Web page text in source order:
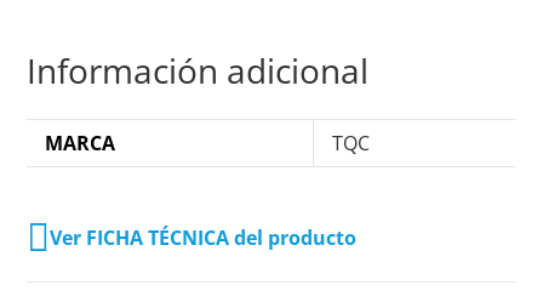
Información adicional
MARCA TQC
Ver FICHA TÉCNICA del producto